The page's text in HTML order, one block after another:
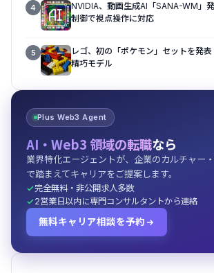
4
NVIDIA、動画生成AI「SANA-WM」
制御で視点操作に対応
5
レゴ、初の「ポケモン」セットを発
精巧モデル
Plus Web3 Agent
AI・Web3 領域の転職なら
業界特化エージェントが、企業のカルチャー
で踏まえてキャリアをご提案します。
完全無料・非公開求人多数
2営業日以内に専門コンサルタントから連絡
無料キャリア相談を予約